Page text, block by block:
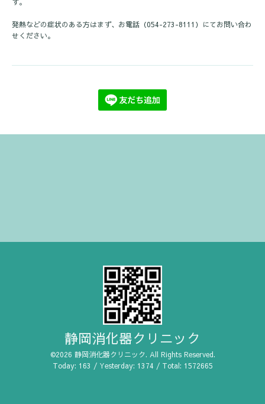
発熱などの症状のある方はまず、お電話（054-273-8111）にてお問い合わ
せください。
静岡消化器クリニック
©2026 静岡消化器クリニック. All Rights Reserved.
Today: 163 / Yesterday: 1374 / Total: 1572665